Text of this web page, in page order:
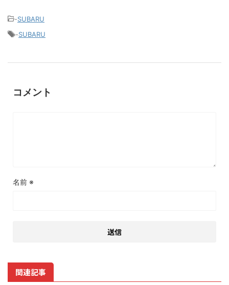
-SUBARU
-SUBARU
コメント
名前 ※
関連記事